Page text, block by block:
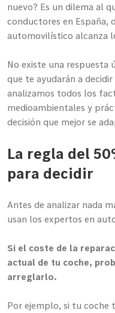
nuevo? Es un dilema al
conductores en España,
automovilístico alcanza
No existe una respuesta
que te ayudarán a
analizamos todos los
medioambientales y
decisión que mejor se
La regla del
para decidir
Antes de analizar nada
usan los expertos en
Si el coste de la
actual de tu coche,
arreglarlo.
Por ejemplo, si tu coche